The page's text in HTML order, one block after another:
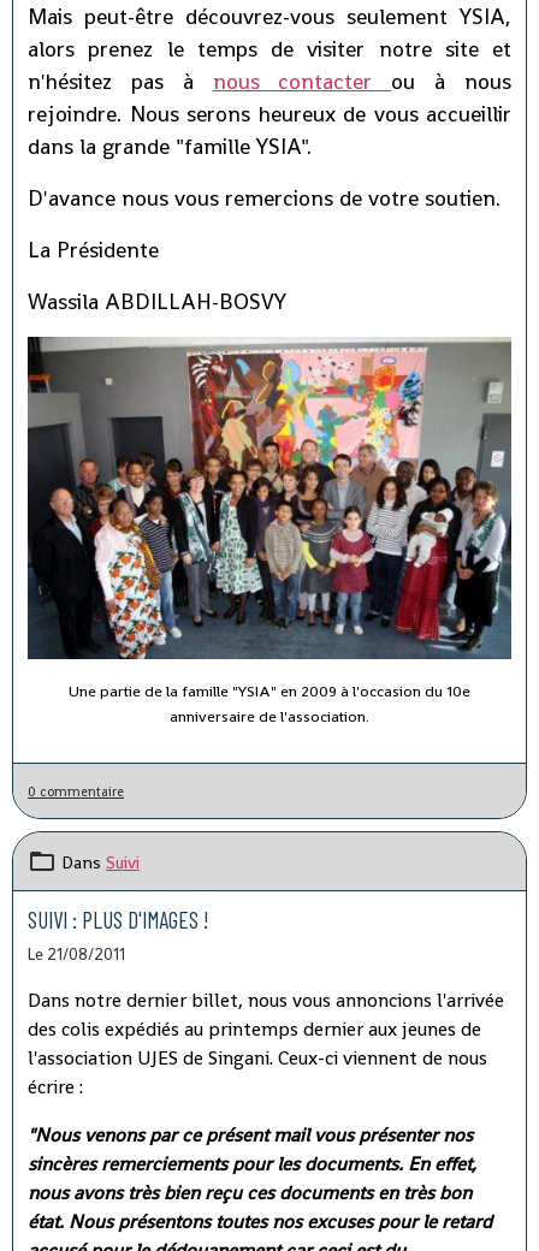
Mais peut-être découvrez-vous seulement YSIA,
alors prenez le temps de visiter notre site et
n'hésitez pas à nous contacter ou à nous
rejoindre. Nous serons heureux de vous accueillir
dans la grande "famille YSIA".
D'avance nous vous remercions de votre soutien.
La Présidente
Wassila ABDILLAH-BOSVY
Une partie de la famille "YSIA" en 2009 à l'occasion du 10e
anniversaire de l'association.
0 commentaire
Dans Suivi
SUIVI : PLUS D'IMAGES !
Le 21/08/2011
Dans notre dernier billet, nous vous annoncions l'arrivée
des colis expédiés au printemps dernier aux jeunes de
l'association UJES de Singani. Ceux-ci viennent de nous
écrire :
"Nous venons par ce présent mail vous présenter nos
sincères remerciements pour les documents. En effet,
nous avons très bien reçu ces documents en très bon
état. Nous présentons toutes nos excuses pour le retard